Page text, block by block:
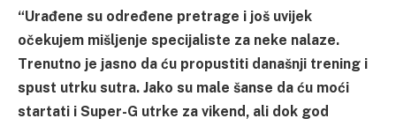
“Urađene su određene pretrage i još uvijek
očekujem mišljenje specijaliste za neke nalaze.
Trenutno je jasno da ću propustiti današnji trening i
spust utrku sutra. Jako su male šanse da ću moći
startati i Super-G utrke za vikend, ali dok god